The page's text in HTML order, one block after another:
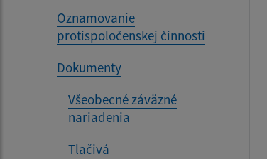
Oznamovanie
protispoločenskej činnosti
Dokumenty
Všeobecné záväzné
nariadenia
Tlačivá